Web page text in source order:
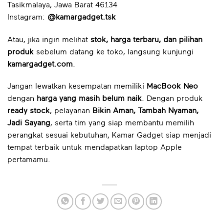
Tasikmalaya, Jawa Barat 46134
Instagram: @kamargadget.tsk
Atau, jika ingin melihat stok, harga terbaru, dan pilihan
produk sebelum datang ke toko, langsung kunjungi
kamargadget.com
Jangan lewatkan kesempatan memiliki MacBook Neo
dengan harga yang masih belum naik. Dengan produk
ready stock, pelayanan Bikin Aman, Tambah Nyaman,
Jadi Sayang, serta tim yang siap membantu memilih
perangkat sesuai kebutuhan, Kamar Gadget siap menjadi
tempat terbaik untuk mendapatkan laptop Apple
pertamamu.